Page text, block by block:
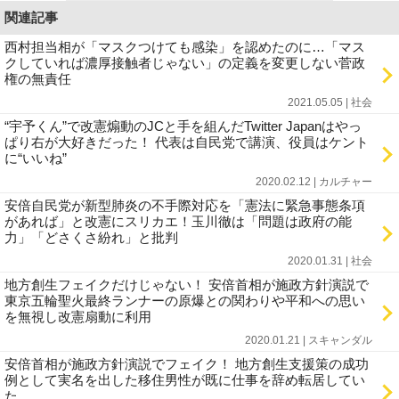
関連記事
西村担当相が「マスクつけても感染」を認めたのに…「マス
クしていれば濃厚接触者じゃない」の定義を変更しない菅政
権の無責任
2021.05.05 | 社会
“宇予くん”で改憲煽動のJCと手を組んだTwitter Japanはやっ
ぱり右が大好きだった！ 代表は自民党で講演、役員はケント
に“いいね”
2020.02.12 | カルチャー
安倍自民党が新型肺炎の不手際対応を「憲法に緊急事態条項
があれば」と改憲にスリカエ！玉川徹は「問題は政府の能
力」「どさくさ紛れ」と批判
2020.01.31 | 社会
地方創生フェイクだけじゃない！ 安倍首相が施政方針演説で
東京五輪聖火最終ランナーの原爆との関わりや平和への思い
を無視し改憲扇動に利用
2020.01.21 | スキャンダル
安倍首相が施政方針演説でフェイク！ 地方創生支援策の成功
例として実名を出した移住男性が既に仕事を辞め転居してい
た